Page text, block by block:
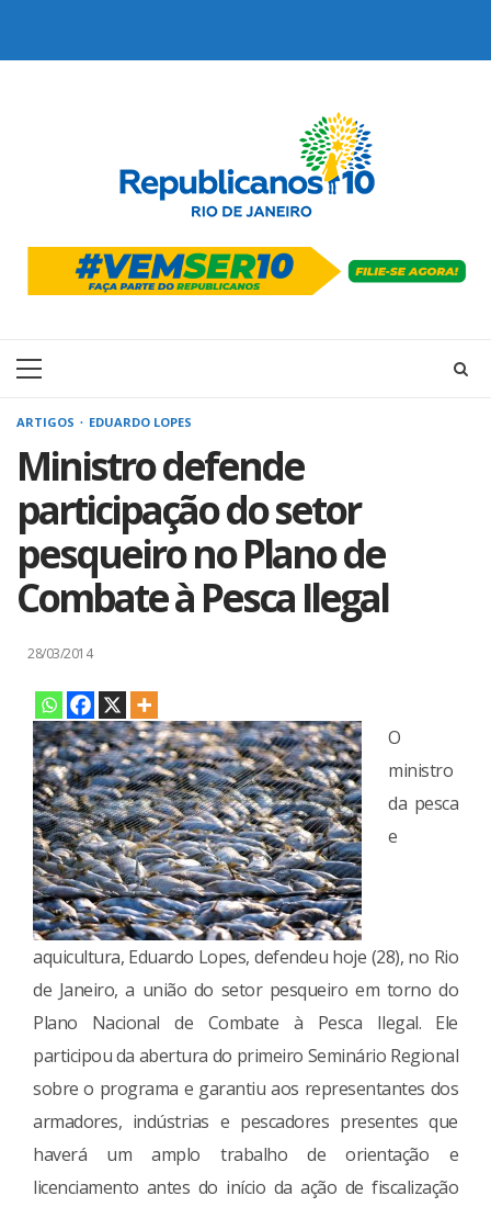
Primary
ARTIGOS EDUARDO LOPES
Ministro defende
participação do setor
pesqueiro no Plano de
Combate à Pesca Ilegal
28/03/2014
O
ministro
da pesca
e
aquicultura, Eduardo Lopes, defendeu hoje (28), no Rio
de Janeiro, a união do setor pesqueiro em torno do
Plano Nacional de Combate à Pesca Ilegal. Ele
participou da abertura do primeiro Seminário Regional
sobre o programa e garantiu aos representantes dos
armadores, indústrias e pescadores presentes que
haverá um amplo trabalho de orientação e
licenciamento antes do início da ação de fiscalização